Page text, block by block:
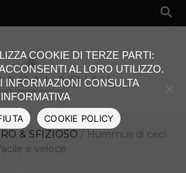
& SFIZIOSO / Hummus di ceci
e veloce
COOKIE DI TERZE PARTI:
AL LORO UTILIZZO.
INFORMAZIONI CONSULTA
COOKIE POLICY